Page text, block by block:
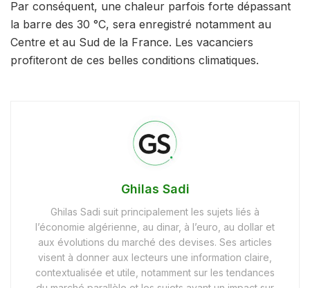
Par conséquent, une chaleur parfois forte dépassant
la barre des 30 °C, sera enregistré notamment au
Centre et au Sud de la France. Les vacanciers
profiteront de ces belles conditions climatiques.
Ghilas Sadi
Ghilas Sadi suit principalement les sujets liés à
l’économie algérienne, au dinar, à l’euro, au dollar et
aux évolutions du marché des devises. Ses articles
visent à donner aux lecteurs une information claire,
contextualisée et utile, notamment sur les tendances